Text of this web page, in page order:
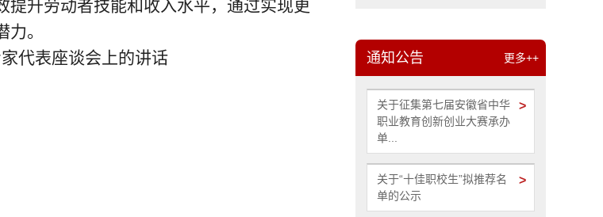
升劳动者技能和收入水平，通过实现更
。
代表座谈会上的讲话 通知公告 更多++
关于征集第七届安徽省中华
职业教育创新创业大赛承办
单...
>
关于“十佳职校生”拟推荐名
单的公示
>